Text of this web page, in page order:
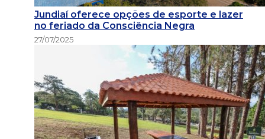
Jundiaí oferece opções de esporte e lazer
no feriado da Consciência Negra
27/07/2025